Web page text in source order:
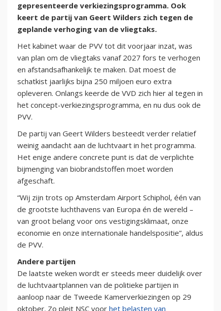
gepresenteerde verkiezingsprogramma. Ook
keert de partij van Geert Wilders zich tegen de
geplande verhoging van de vliegtaks.
Het kabinet waar de PVV tot dit voorjaar inzat, was
van plan om de vliegtaks vanaf 2027 fors te verhogen
en afstandsafhankelijk te maken. Dat moest de
schatkist jaarlijks bijna 250 miljoen euro extra
opleveren. Onlangs keerde de VVD zich hier al tegen in
het concept-verkiezingsprogramma, en nu dus ook de
PVV.
De partij van Geert Wilders besteedt verder relatief
weinig aandacht aan de luchtvaart in het programma.
Het enige andere concrete punt is dat de verplichte
bijmenging van biobrandstoffen moet worden
afgeschaft.
“Wij zijn trots op Amsterdam Airport Schiphol, één van
de grootste luchthavens van Europa én de wereld –
van groot belang voor ons vestigingsklimaat, onze
economie en onze internationale handelspositie”, aldus
de PVV.
Andere partijen
De laatste weken wordt er steeds meer duidelijk over
de luchtvaartplannen van de politieke partijen in
aanloop naar de Tweede Kamerverkiezingen op 29
oktober. Zo pleit NSC voor het belasten van